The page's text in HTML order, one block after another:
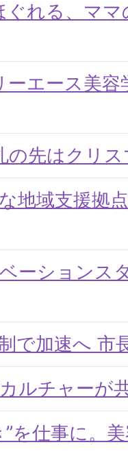
ぐれる、マ
ーエース美
の先はクリ
地域支援拠
ベーション
で加速へ
ルチャーが
”を仕事に。